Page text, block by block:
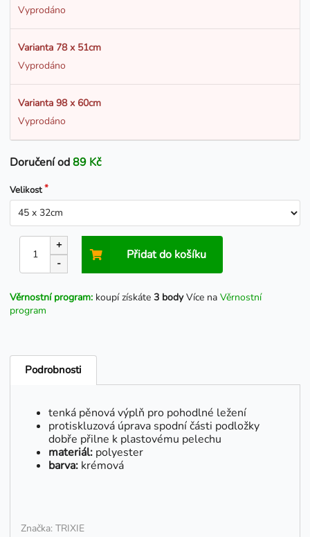
Vyprodáno
Varianta 78 x 51cm
Vyprodáno
Varianta 98 x 60cm
Vyprodáno
Doručení od89 Kč
Velikost
+
-
Přidat do košíku
Věrnostní program: koupí získáte 3 bodyVíce na Věrnostní
program
Podrobnosti
tenká pěnová výplň pro pohodlné ležení
protiskluzová úprava spodní části podložky
dobře přilne k plastovému pelechu
materiál: polyester
barva: krémová
Značka: TRIXIE